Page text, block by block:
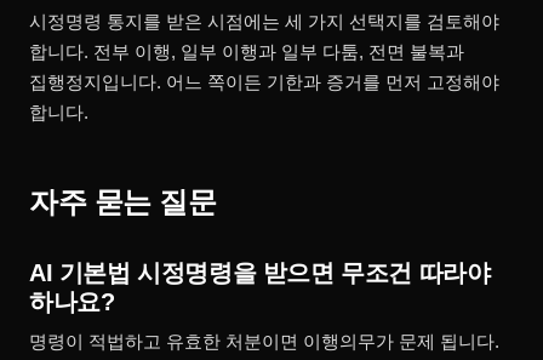
시정명령 통지를 받은 시점에는 세 가지 선택지를 검토해야
합니다. 전부 이행, 일부 이행과 일부 다툼, 전면 불복과
집행정지입니다. 어느 쪽이든 기한과 증거를 먼저 고정해야
합니다.
자주 묻는 질문
AI 기본법 시정명령을 받으면 무조건 따라야
하나요?
명령이 적법하고 유효한 처분이면 이행의무가 문제 됩니다.